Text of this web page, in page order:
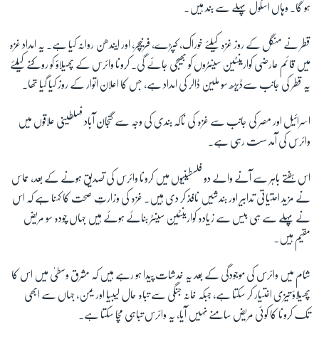
ہو گا۔ وہاں اسکول پہلے سے بند ہیں۔
قطر نے منگل کے روز غزہ کیلئے خوراک، کپڑے، فرنیچر، اور ایندھن روانہ کیا ہے۔ یہ امداد غزہ
میں قائم عارضی کوارینٹین سینٹروں کو بھیجی جائے گی۔ کرونا وائرس کے پھیلاؤ کو روکنے کیلئے
یہ قطر کی جانب سےڈیڑھ سو ملین ڈالر کی امداد ہے، جس کا اعلان اتوار کے روز کیا گیا تھا۔
اسرائیل اور مصر کی جانب سے غزہ کی ناکہ بندی کی وجہ سے گنجان آباد فسلطینی علاقوں میں
وائرس کی آمد سست رہی ہے۔
اس ہفتے باہر سے آنے والے دو فلسطینیوں میں کرونا وائرس کی تصدیق ہونے کے بعد، حماس
نے مزید احتیاتی تدابیر اور بندشیں نافذ کر دی ہیں۔ غزہ کی وزارتِ صحت کا کہنا ہے کہ اس
نے پہلے سے ہی بیس سے زیادہ کوارینٹین سینٹر بنائے ہوئے ہیں جہاں چودہ سو مریض
مقیم ہیں۔
شام میں وائرس کی موجودگی کے بعد یہ خدشات پیدا ہو رہے ہیں کہ مشرق وسطیٰ میں اس کا
پھیلاؤ تیزی اختیار کر سکتا ہے، جبکہ خانہ جنگی سے تباہ حال لیبیا اور یمن، جہاں سے ابھی
تک کرونا کا کوئی مریض سامنے نہیں آیا، یہ وائرس تباہی مچا سکتا ہے۔